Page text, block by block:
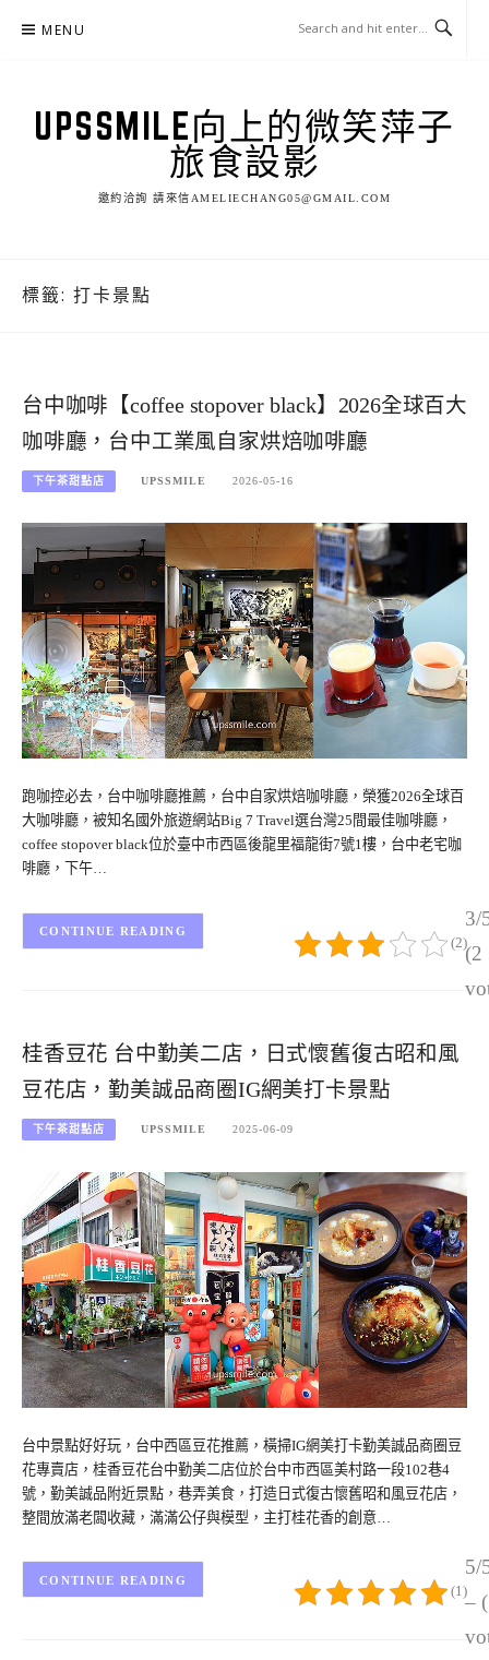
MENU
UPSSMILE向上的微笑萍子
旅食設影
邀約洽詢 請來信AMELIECHANG05@GMAIL.COM
標籤: 打卡景點
台中咖啡【coffee stopover black】2026全球百大
咖啡廳，台中工業風自家烘焙咖啡廳
下午茶甜點店 UPSSMILE 2026-05-16
跑咖控必去，台中咖啡廳推薦，台中自家烘焙咖啡廳，榮獲2026全球百
大咖啡廳，被知名國外旅遊網站Big 7 Travel選台灣25間最佳咖啡廳，
coffee stopover black位於臺中市西區後龍里福龍街7號1樓，台中老宅咖
啡廳，下午…
3/
(2
(2)
CONTINUE READING
桂香豆花 台中勤美二店，日式懷舊復古昭和風
豆花店，勤美誠品商圈IG網美打卡景點
下午茶甜點店 UPSSMILE 2025-06-09
台中景點好好玩，台中西區豆花推薦，橫掃IG網美打卡勤美誠品商圈豆
花專賣店，桂香豆花台中勤美二店位於台中市西區美村路一段102巷4
號，勤美誠品附近景點，巷弄美食，打造日式復古懷舊昭和風豆花店，
整間放滿老闆收藏，滿滿公仔與模型，主打桂花香的創意…
5/
–
(1)
CONTINUE READING